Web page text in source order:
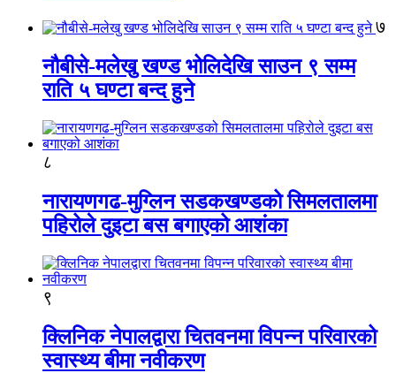
७
नौबीसे-मलेखु खण्ड भोलिदेखि साउन ९ सम्म
राति ५ घण्टा बन्द हुने
८
नारायणगढ-मुग्लिन सडकखण्डको सिमलतालमा
पहिरोले दुइटा बस बगाएको आशंका
९
क्लिनिक नेपालद्वारा चितवनमा विपन्न परिवारको
स्वास्थ्य बीमा नवीकरण